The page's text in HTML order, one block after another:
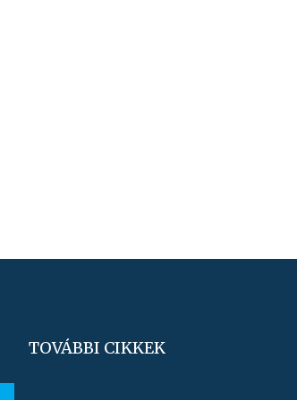
TOVÁBBI CIKKEK